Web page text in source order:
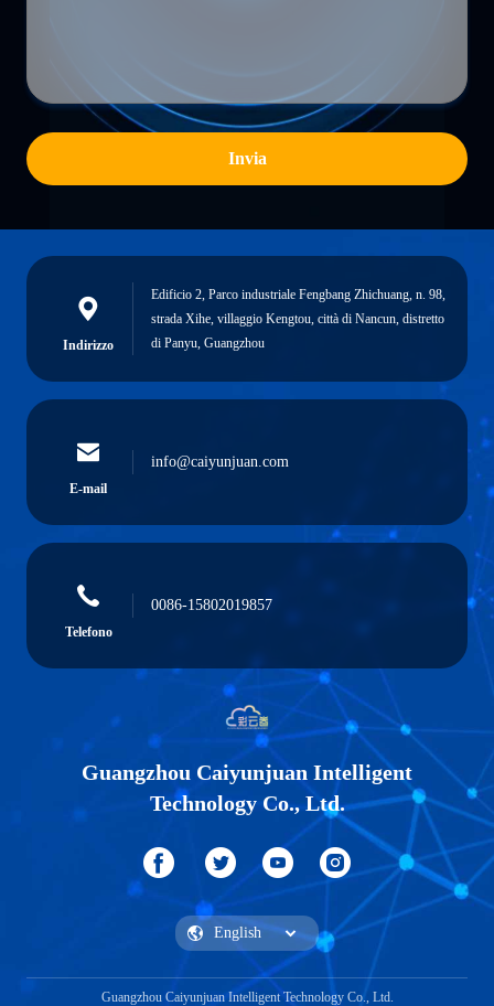
Invia
Indirizzo
Edificio 2, Parco industriale Fengbang Zhichuang, n. 98,
strada Xihe, villaggio Kengtou, città di Nancun, distretto
di Panyu, Guangzhou
E-mail
info@caiyunjuan.com
Telefono
0086-15802019857
Guangzhou Caiyunjuan Intelligent
Technology Co., Ltd.
Guangzhou Caiyunjuan Intelligent Technology Co., Ltd.